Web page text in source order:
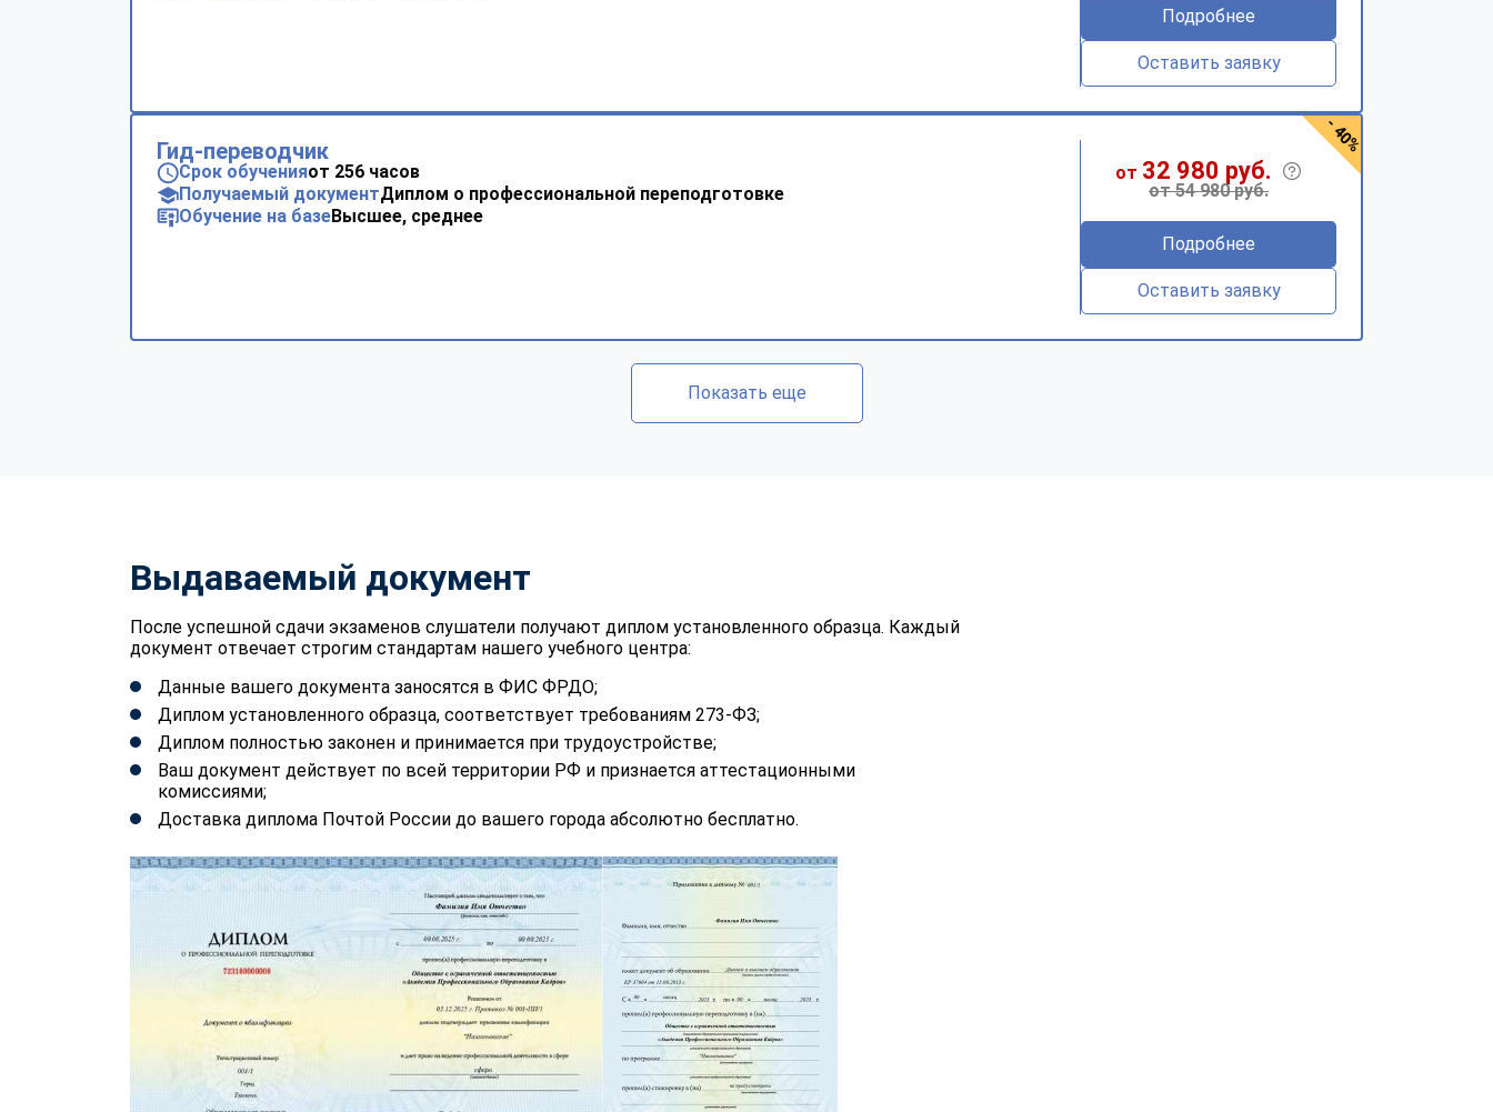
Подробнее
Оставить заявку
Гид-переводчик
Срок обученияот 256 часов
Получаемый документДиплом о профессиональной переподготовке
Обучение на базеВысшее, среднее
от 32 980 руб.
от 54 980 руб.
Подробнее
Оставить заявку
- 40%
Показать еще
Выдаваемый документ
После успешной сдачи экзаменов слушатели получают диплом установленного образца. Каждый
документ отвечает строгим стандартам нашего учебного центра:
Данные вашего документа заносятся в ФИС ФРДО;
Диплом установленного образца, соответствует требованиям 273-ФЗ;
Диплом полностью законен и принимается при трудоустройстве;
Ваш документ действует по всей территории РФ и признается аттестационными
комиссиями;
Доставка диплома Почтой России до вашего города абсолютно бесплатно.